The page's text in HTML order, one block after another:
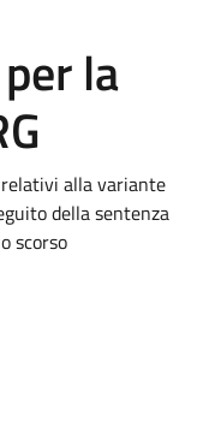
la
alla variante
della sentenza
scorso